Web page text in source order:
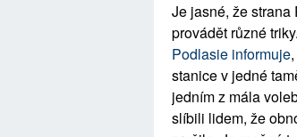
Je jasné, že
provádět různé
Podlasie informuje
stanice v jedné
jedním z mála
slíbili lidem, že